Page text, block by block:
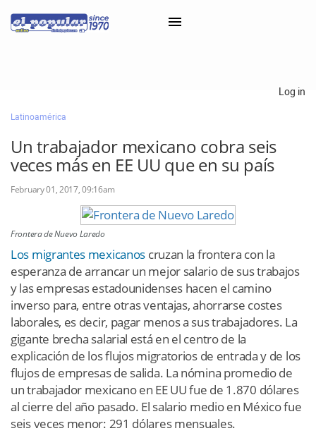
Classifieds
Categorías
Iniciar sesión con Clascal
Log in
Latinoamérica
Un trabajador mexicano cobra seis
veces más en EE UU que en su país
February 01, 2017, 09:16am
Frontera de Nuevo Laredo
Los migrantes mexicanos cruzan la frontera con la
esperanza de arrancar un mejor salario de sus trabajos
y las empresas estadounidenses hacen el camino
inverso para, entre otras ventajas, ahorrarse costes
laborales, es decir, pagar menos a sus trabajadores. La
gigante brecha salarial está en el centro de la
explicación de los flujos migratorios de entrada y de los
flujos de empresas de salida. La nómina promedio de
un trabajador mexicano en EE UU fue de 1.870 dólares
al cierre del año pasado. El salario medio en México fue
seis veces menor: 291 dólares mensuales.